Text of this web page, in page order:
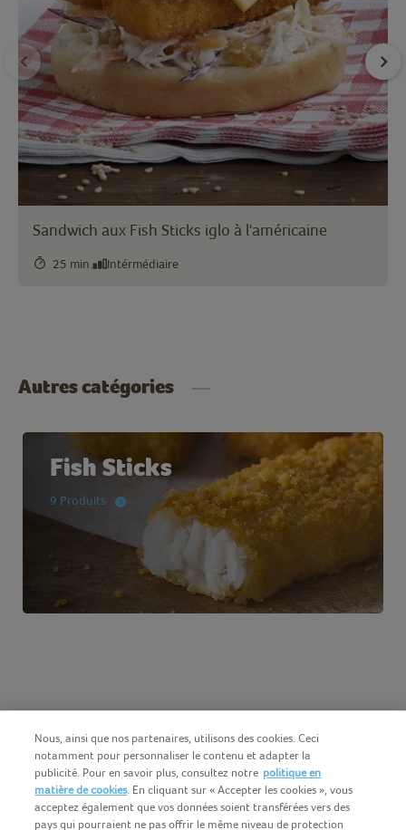
Sandwich aux Fish Sticks iglo à l'américaine
25 min. Intérmédiaire
Autres catégories
Fish Sticks
9 Produits
Nous, ainsi que nos partenaires, utilisons des cookies. Ceci
notamment pour personnaliser le contenu et adapter la
publicité. Pour en savoir plus, consultez notre politique en
matière de cookies. En cliquant sur « Accepter les cookies », vous
acceptez également que vos données soient transférées vers des
pays qui pourraient ne pas offrir le même niveau de protection